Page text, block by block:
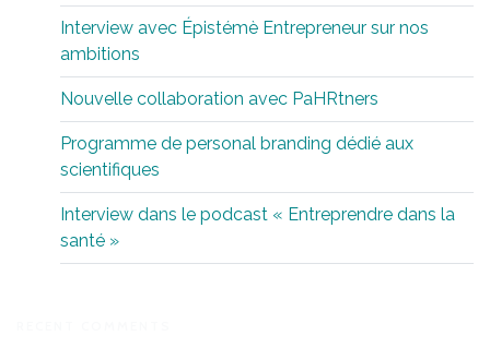
Interview avec Épistémè Entrepreneur sur nos
ambitions
Nouvelle collaboration avec PaHRtners
Programme de personal branding dédié aux
scientifiques
Interview dans le podcast « Entreprendre dans la
santé »